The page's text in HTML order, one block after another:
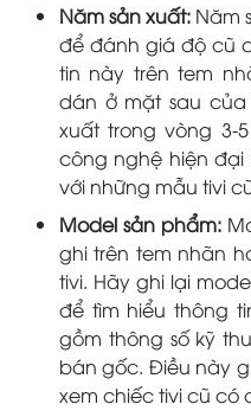
Năm sản xuất: Năm
để đánh giá độ cũ
tin này trên tem
dán ở mặt sau của
xuất trong vòng 3-
công nghệ hiện đại
với những mẫu tivi
Model sản phẩm:
ghi trên tem nhãn
tivi. Hãy ghi lại
để tìm hiểu thông
gồm thông số kỹ
bán gốc. Điều này
xem chiếc tivi cũ có